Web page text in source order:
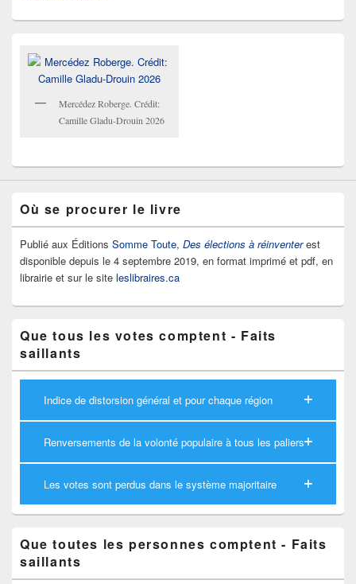
Mercédez Roberge. Crédit:
Camille Gladu-Drouin 2026
Où se procurer le livre
Publié aux Éditions Somme Toute, Des élections à réinventerest
disponible depuis le 4 septembre 2019, en format imprimé et pdf, en
librairie et sur le site leslibraires.ca
Que tous les votes comptent - Faits
saillants
Indice de distorsion général et pour chaque région
Renversements de la volonté populaire à tous les paliers
Les votes sont perdus dans le système majoritaire
Que toutes les personnes comptent - Faits
saillants